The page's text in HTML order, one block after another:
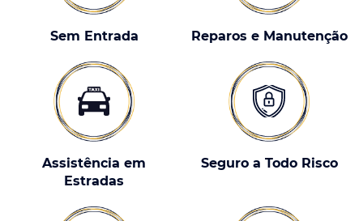
Sem Entrada Reparos e Manutenção
Assistência em
Estradas
Seguro a Todo Risco